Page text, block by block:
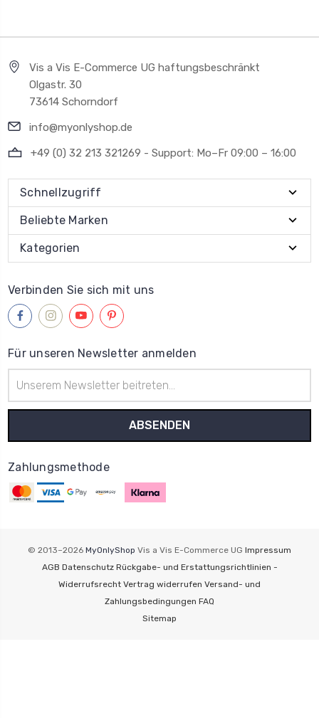
Vis a Vis E-Commerce UG haftungsbeschränkt
Olgastr. 30
73614 Schorndorf
info@myonlyshop.de
+49 (0) 32 213 321269 - Support: Mo–Fr 09:00 – 16:00
Schnellzugriff
Beliebte Marken
Kategorien
Verbinden Sie sich mit uns
Für unseren Newsletter anmelden
Mail-
Adresse
Zahlungsmethode
© 2013–2026 MyOnlyShop Vis a Vis E-Commerce UG Impressum
AGB Datenschutz Rückgabe- und Erstattungsrichtlinien -
Widerrufsrecht Vertrag widerrufen Versand- und
Zahlungsbedingungen FAQ
Sitemap